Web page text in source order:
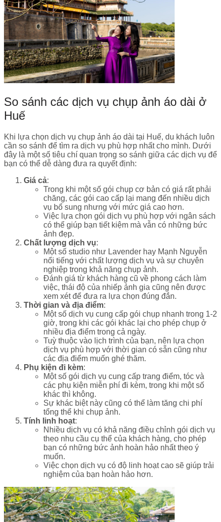
So sánh các dịch vụ chụp ảnh áo dài ở
Huế
Khi lựa chọn dịch vụ chụp ảnh áo dài tại Huế, du khách luôn
cần so sánh để tìm ra dịch vụ phù hợp nhất cho mình. Dưới
đây là một số tiêu chí quan trọng so sánh giữa các dịch vụ để
bạn có thể dễ dàng đưa ra quyết định:
Giá cả:
Trong khi một số gói chụp cơ bản có giá rất phải
chăng, các gói cao cấp lại mang đến nhiều dịch
vụ bổ sung nhưng với mức giá cao hơn.
Việc lựa chọn gói dịch vụ phù hợp với ngân sách
có thể giúp bạn tiết kiệm mà vẫn có những bức
ảnh đẹp.
Chất lượng dịch vụ:
Một số studio như Lavender hay Mạnh Nguyễn
nổi tiếng với chất lượng dịch vụ và sự chuyên
nghiệp trong khả năng chụp ảnh.
Đánh giá từ khách hàng cũ về phong cách làm
việc, thái độ của nhiếp ảnh gia cũng nên được
xem xét để đưa ra lựa chọn đúng đắn.
Thời gian và địa điểm:
Một số dịch vụ cung cấp gói chụp nhanh trong 1-2
giờ, trong khi các gói khác lại cho phép chụp ở
nhiều địa điểm trong cả ngày.
Tuỳ thuộc vào lịch trình của bạn, nên lựa chọn
dịch vụ phù hợp với thời gian có sẵn cũng như
các địa điểm muốn ghé thăm.
Phụ kiện đi kèm:
Một số gói dịch vụ cung cấp trang điểm, tóc và
các phụ kiện miễn phí đi kèm, trong khi một số
khác thì không.
Sự khác biệt này cũng có thể làm tăng chi phí
tổng thể khi chụp ảnh.
Tính linh hoạt:
Nhiều dịch vụ có khả năng điều chỉnh gói dịch vụ
theo nhu cầu cụ thể của khách hàng, cho phép
bạn có những bức ảnh hoàn hảo nhất theo ý
muốn.
Việc chọn dịch vụ có độ linh hoạt cao sẽ giúp trải
nghiệm của bạn hoàn hảo hơn.